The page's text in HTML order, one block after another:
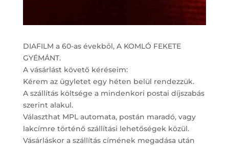
DIAFILM a 60-as évekből, A KOMLÓ FEKETE
GYÉMÁNT.
A vásárlást követő kéréseim:
Kérem az ügyletet egy héten belül rendezzük.
A szállítás költsége a mindenkori postai díjszabás
szerint alakul.
Választhat MPL automata, postán maradó, vagy
lakcímre történő szállítási lehetőségek közül.
Vásárláskor a szállítás címének megadása után